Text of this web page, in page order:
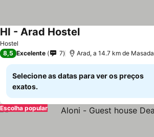
Hostel
HI - Arad HostelVer preços
8,5 Excelente 7 Arad, a 14.7 km de Masada
Selecione as datas para ver os preços
exatos.
Escolha popular